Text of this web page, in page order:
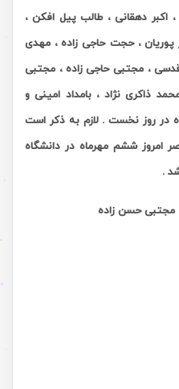
اکبر دهقانی ، طالب پیل افکن ،
پوریان ، حجت حاجی زاده ، مهدی
، مجتبی حاجی زاده ، مجتبی
ذاکری نژاد ، بامداد امینی و
در روز نخست . لازم به ذکر است
امروز ششم مهرماه در دانشگاه
.
مجتبی حسن زاده